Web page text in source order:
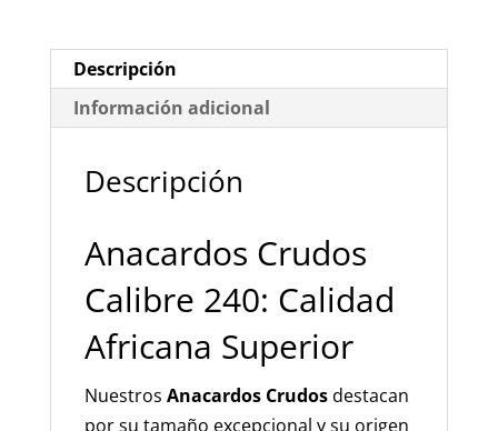
cantidad
Descripción
Información adicional
Descripción
Anacardos Crudos
Calibre 240: Calidad
Africana Superior
Nuestros Anacardos Crudosdestacan
por su tamaño excepcional y su origen